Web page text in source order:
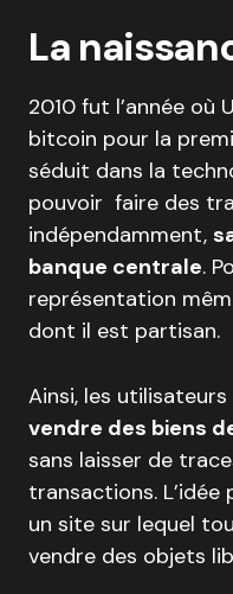
La
2010 fut l’année où
bitcoin pour la
séduit dans la
pouvoir faire des
indépendamment,
banque centrale.
représentation
dont il est partisan.
Ainsi, les
vendre des biens
sans laisser de
transactions.
un site sur lequel
vendre des objets